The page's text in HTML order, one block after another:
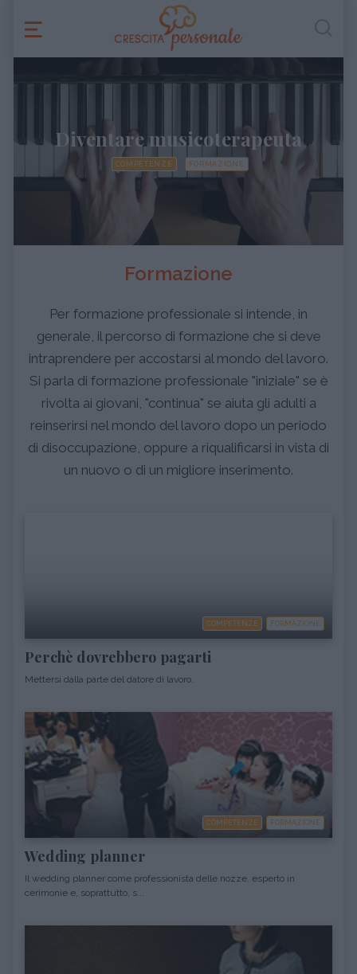
Diventare musicoterapeuta
COMPETENZE FORMAZIONE
Formazione
Per formazione professionale si intende, in
generale, il percorso di formazione che si deve
intraprendere per accostarsi al mondo del lavoro.
Si parla di formazione professionale "iniziale" se è
rivolta ai giovani, "continua" se aiuta gli adulti a
reinserirsi nel mondo del lavoro dopo un periodo
di disoccupazione, oppure a riqualificarsi in vista di
un nuovo o di un migliore inserimento.
COMPETENZE FORMAZIONE
Perchè dovrebbero pagarti
Mettersi dalla parte del datore di lavoro.
COMPETENZE FORMAZIONE
Wedding planner
Il wedding planner come professionista delle nozze, esperto in
cerimonie e, soprattutto, s...